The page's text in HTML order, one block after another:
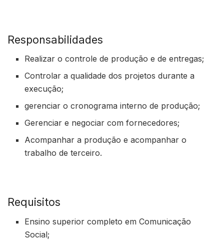
Responsabilidades
Realizar o controle de produção e de entregas;
Controlar a qualidade dos projetos durante a
execução;
gerenciar o cronograma interno de produção;
Gerenciar e negociar com fornecedores;
Acompanhar a produção e acompanhar o
trabalho de terceiro.
Requisitos
Ensino superior completo em Comunicação
Social;